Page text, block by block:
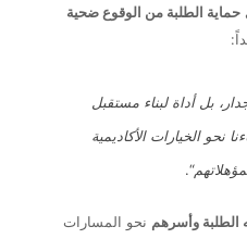
حماية الطلبة من الوقوع ضحية
بل أداة لبناء مستقبل
الخيارات الأكاديمية
“.
الطلبة وأسرهم نحو المسارات